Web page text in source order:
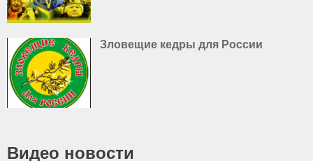
Зловещие кедры для России
Видео новости